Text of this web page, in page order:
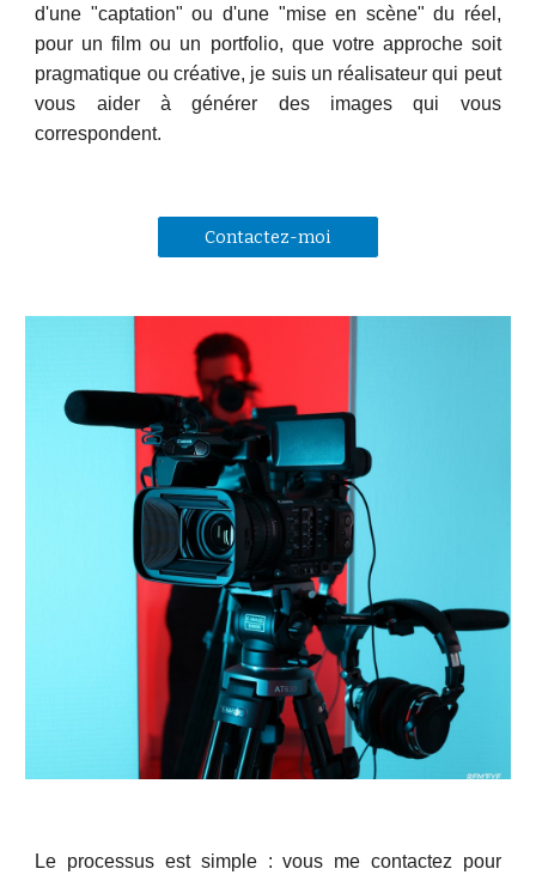
d'une "captation" ou d'une "mise en scène" du réel,
pour un film ou un portfolio, que votre approche soit
pragmatique ou créative, je suis un réalisateur qui peut
vous aider à générer des images qui vous
correspondent.
Contactez-moi
Le processus est simple : vous me contactez pour